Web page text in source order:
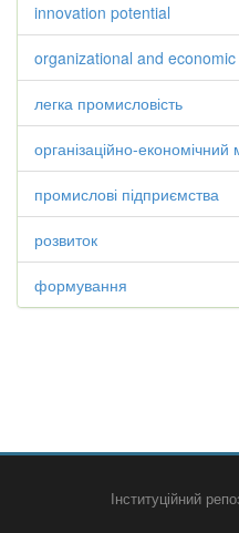
innovation potential
organizational and
легка промисловість
організаційно-економічний
промислові підприємства
розвиток
формування
Інституційний